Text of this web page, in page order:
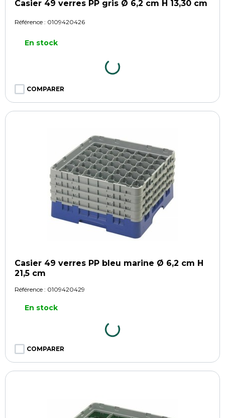
Casier 49 verres PP gris Ø 6,2 cm H 13,30 cm
Référence : 0109420426
En stock
COMPARER
Casier 49 verres PP bleu marine Ø 6,2 cm H
21,5 cm
Référence : 0109420429
En stock
COMPARER